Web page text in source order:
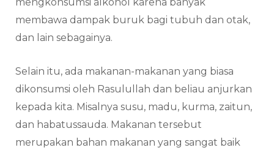
membawa dampak buruk bagi tubuh dan otak,
dan lain sebagainya.
Selain itu, ada makanan-makanan yang biasa
dikonsumsi oleh Rasulullah dan beliau anjurkan
kepada kita. Misalnya susu, madu, kurma, zaitun,
dan habatussauda. Makanan tersebut
merupakan bahan makanan yang sangat baik